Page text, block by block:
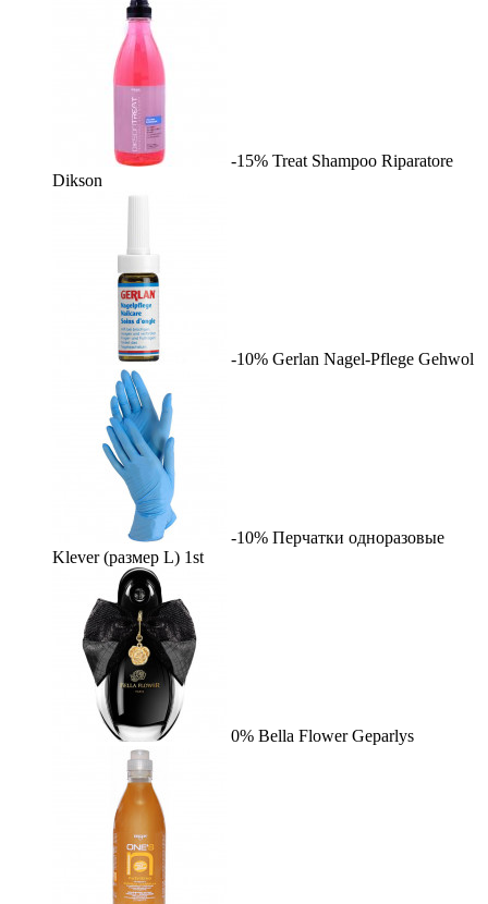
-15% Treat Shampoo Riparatore
Dikson
-10% Gerlan Nagel-Pflege Gehwol
-10% Перчатки одноразовые
Klever (размер L) 1st
0% Bella Flower Geparlys